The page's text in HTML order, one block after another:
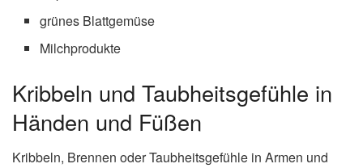
grünes Blattgemüse
Milchprodukte
Kribbeln und Taubheitsgefühle in
Händen und Füßen
Kribbeln, Brennen oder Taubheitsgefühle in Armen und